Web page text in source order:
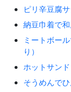
ピリ辛豆腐
納豆巾着で
ミートボー
り）
ホットサン
そうめんで